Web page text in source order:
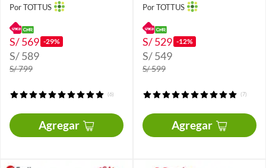
Por TOTTUS
S/ 569 -29%
S/ 589
S/ 799
(6)
Agregar
Por TOTTUS
S/ 529 -12%
S/ 549
S/ 599
(7)
Agregar